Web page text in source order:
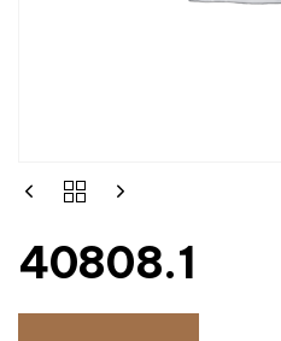
40808.1